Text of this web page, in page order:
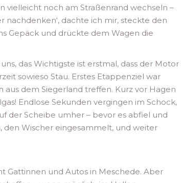
vielleicht noch am Straßenrand wechseln –
dachte ich mir, steckte den
Gepäck und drückte dem Wagen die
das Wichtigste ist erstmal, dass der Motor
sowieso Stau. Erstes Etappenziel war
dem Siegerland treffen. Kurz vor Hagen
Endlose Sekunden vergingen im Schock,
der Scheibe umher – bevor es abfiel und
den Wischer eingesammelt, und weiter
Gattinnen und Autos in Meschede. Aber